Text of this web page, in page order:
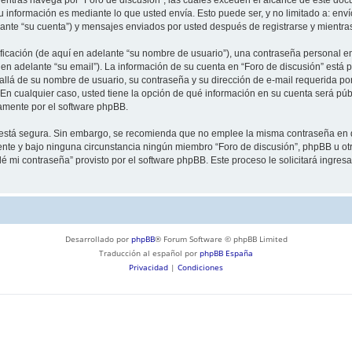
es mediante lo que usted envía. Esto puede ser, y no limitado a:
“su cuenta”) y mensajes enviados por usted después de registrarse y
(de aquí en adelante “su nombre de usuario”), una contraseña personal
adelante “su email”). La información de su cuenta en “Foro de discusión”
de su nombre de usuario, su contraseña y su dirección de e-mail requerida
cualquier caso, usted tiene la opción de qué información en su cuenta será
por el software phpBB.
segura. Sin embargo, se recomienda que no emplee la misma contraseña
y bajo ninguna circunstancia ningún miembro “Foro de discusión”, phpBB u
mi contraseña” provisto por el software phpBB. Este proceso le solicitará
Desarrollado por phpBB® Forum Software © phpBB Limited
Traducción al español por phpBB España
Privacidad | Condiciones